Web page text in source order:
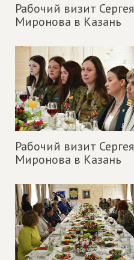
Рабочий визит Сергея
Миронова в Казань
Рабочий визит Сергея
Миронова в Казань